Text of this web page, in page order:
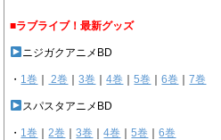
■ラブライブ！最新グッズ
ニジガクアニメBD
・ 1巻 2巻 ｜3巻 ｜4巻 ｜5巻 ｜6巻 ｜7巻
スパスタアニメBD
・ 1巻 ｜2巻 ｜3巻 ｜4巻 ｜5巻 ｜6巻